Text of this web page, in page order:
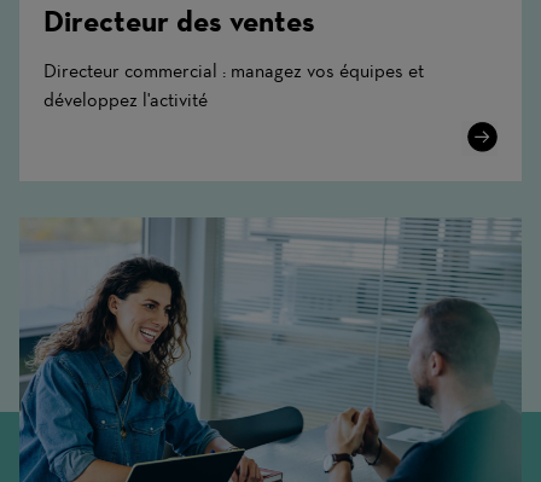
Directeur des ventes
Directeur commercial : managez vos équipes et
développez l'activité
Learn